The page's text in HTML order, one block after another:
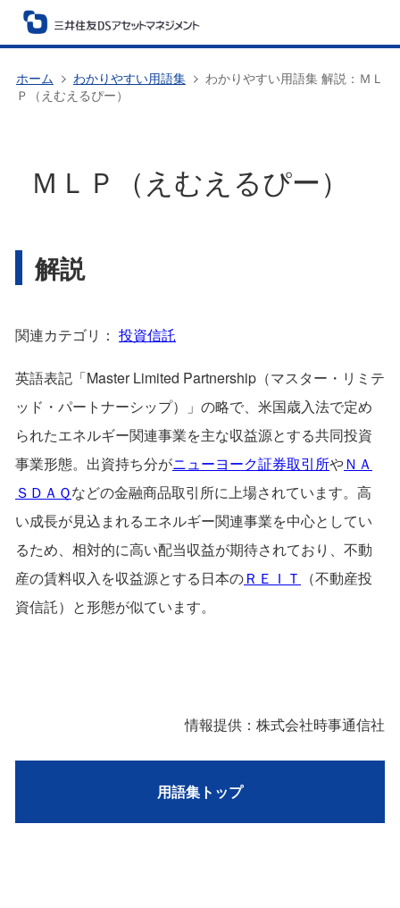
ホーム わかりやすい用語集
わかりやすい用語集 解説：ＭＬ
Ｐ（えむえるぴー）
ＭＬＰ（えむえるぴー）
解説
関連カテゴリ： 投資信託
英語表記「Master Limited Partnership（マスター・リミテ
ッド・パートナーシップ）」の略で、米国歳入法で定め
られたエネルギー関連事業を主な収益源とする共同投資
事業形態。出資持ち分がニューヨーク証券取引所やＮＡ
ＳＤＡＱなどの金融商品取引所に上場されています。高
い成長が見込まれるエネルギー関連事業を中心としてい
るため、相対的に高い配当収益が期待されており、不動
産の賃料収入を収益源とする日本のＲＥＩＴ
（不動産投
資信託）と形態が似ています。
情報提供：株式会社時事通信社
用語集トップ